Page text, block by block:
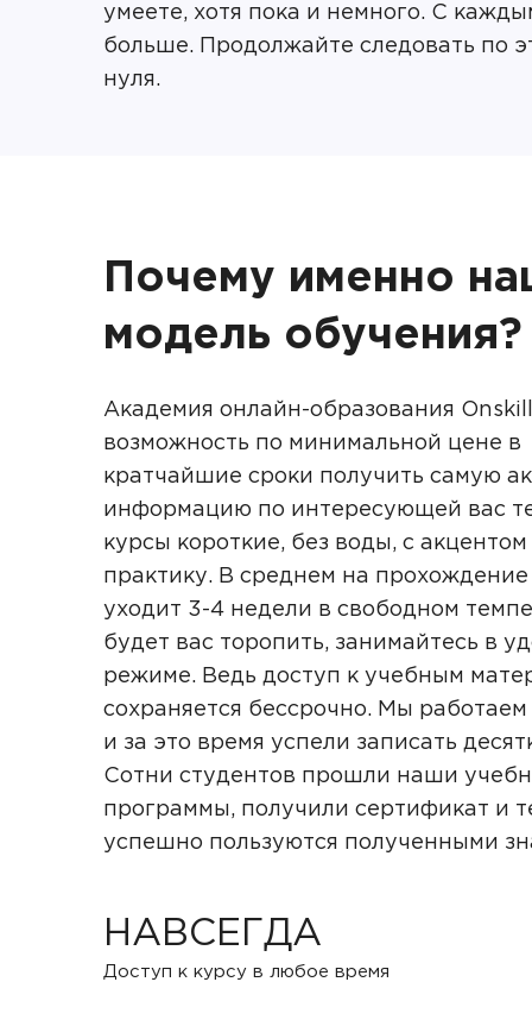
умеете, хотя пока и немного. С
больше. Продолжайте следовать по
нуля.
Почему именно
модель обучения?
Академия онлайн-образования
возможность по минимальной цене в
кратчайшие сроки получить самую
информацию по интересующей вас
курсы короткие, без воды, с акцентом
практику. В среднем на прохождение
уходит 3-4 недели в свободном
будет вас торопить, занимайтесь в
режиме. Ведь доступ к учебным
сохраняется бессрочно. Мы работаем
и за это время успели записать
Сотни студентов прошли наши
программы, получили сертификат и
успешно пользуются полученными
НАВСЕГДА
Доступ к курсу в любое время